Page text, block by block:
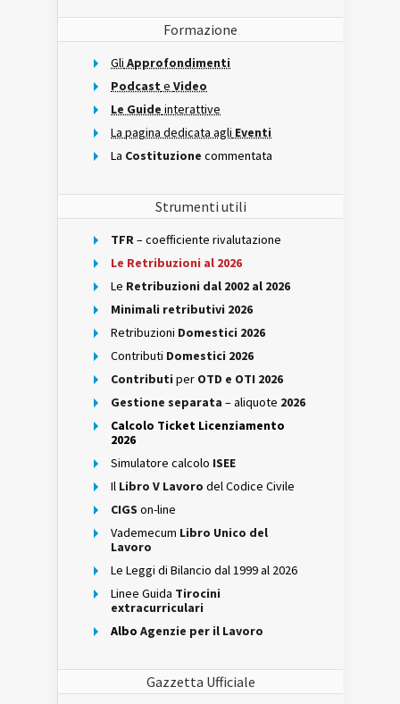
Formazione
Gli Approfondimenti
Podcast e Video
Le Guide interattive
La pagina dedicata agli Eventi
La Costituzione commentata
Strumenti utili
TFR– coefficiente rivalutazione
Le Retribuzioni al 2026
Le Retribuzioni dal 2002 al 2026
Minimali retributivi 2026
Retribuzioni Domestici 2026
Contributi Domestici 2026
Contributi per OTD e OTI 2026
Gestione separata – aliquote 2026
Calcolo Ticket Licenziamento
2026
Simulatore calcolo ISEE
Il Libro V Lavoro del Codice Civile
CIGS on-line
Vademecum Libro Unico del
Lavoro
Le Leggi di Bilancio dal 1999 al 2026
Linee Guida Tirocini
extracurriculari
Albo Agenzie per il Lavoro
Gazzetta Ufficiale